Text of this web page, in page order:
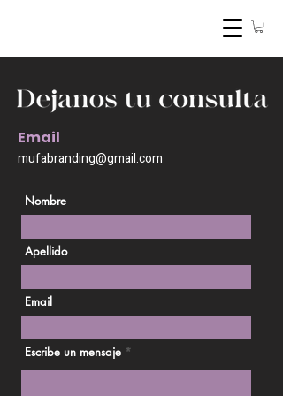
Email
mufabranding@gmail.com
Nombre
Apellido
Email
Escribe un mensaje